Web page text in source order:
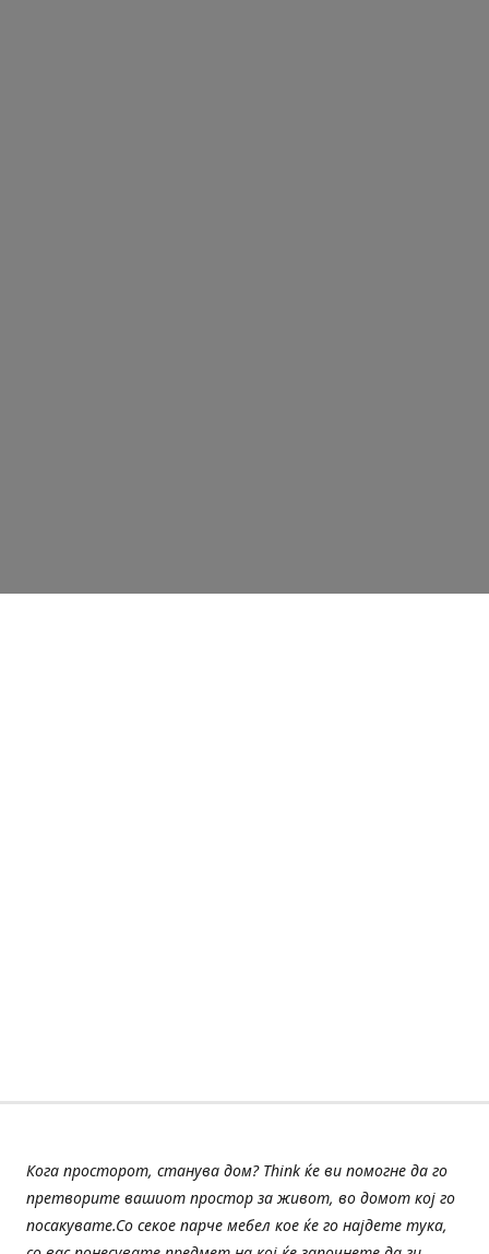
Кога просторот, станува дом? Think ќе ви помогне да го
претворите вашиот простор за живот, во домот кој го
посакувате.Со секое парче мебел кое ќе го најдете тука,